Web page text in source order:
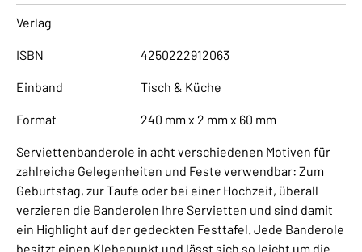
Verlag
ISBN 4250222912063
Einband Tisch & Küche
Format 240 mm x 2 mm x 60 mm
Serviettenbanderole in acht verschiedenen Motiven für
zahlreiche Gelegenheiten und Feste verwendbar: Zum
Geburtstag, zur Taufe oder bei einer Hochzeit, überall
verzieren die Banderolen Ihre Servietten und sind damit
ein Highlight auf der gedeckten Festtafel. Jede Banderole
besitzt einen Klebepunkt und lässt sich so leicht um die